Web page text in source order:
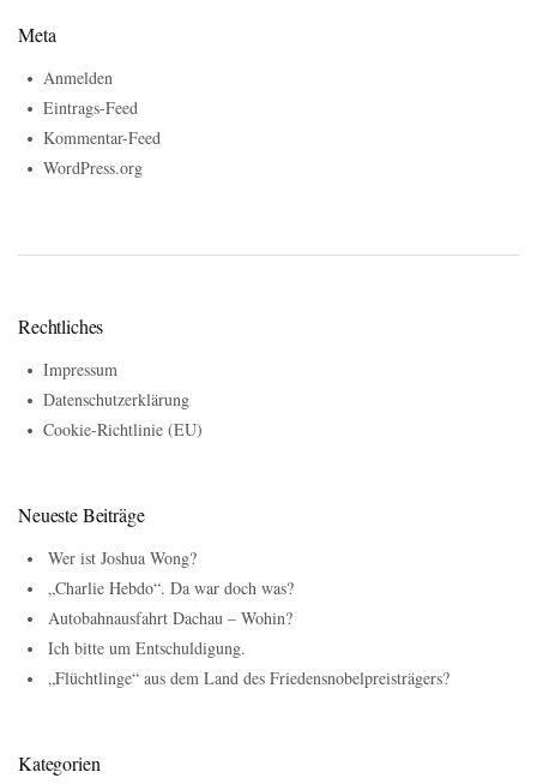
Meta
Anmelden
Eintrags-Feed
Kommentar-Feed
WordPress.org
Rechtliches
Impressum
Datenschutzerklärung
Cookie-Richtlinie (EU)
Neueste Beiträge
Wer ist Joshua Wong?
„Charlie Hebdo“. Da war doch was?
Autobahnausfahrt Dachau – Wohin?
Ich bitte um Entschuldigung.
„Flüchtlinge“ aus dem Land des Friedensnobelpreisträgers?
Kategorien